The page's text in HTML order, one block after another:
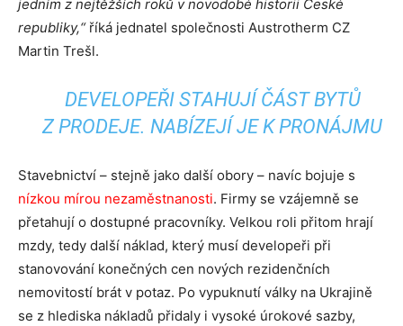
jedním z nejtěžších roků v novodobé historii České
republiky,“ říká jednatel společnosti Austrotherm CZ
Martin Trešl.
DEVELOPEŘI STAHUJÍ ČÁST BYTŮ
Z PRODEJE. NABÍZEJÍ JE K PRONÁJMU
Stavebnictví – stejně jako další obory – navíc bojuje s
nízkou mírou nezaměstnanosti. Firmy se vzájemně se
přetahují o dostupné pracovníky. Velkou roli přitom hrají
mzdy, tedy další náklad, který musí developeři při
stanovování konečných cen nových rezidenčních
nemovitostí brát v potaz. Po vypuknutí války na Ukrajině
se z hlediska nákladů přidaly i vysoké úrokové sazby,